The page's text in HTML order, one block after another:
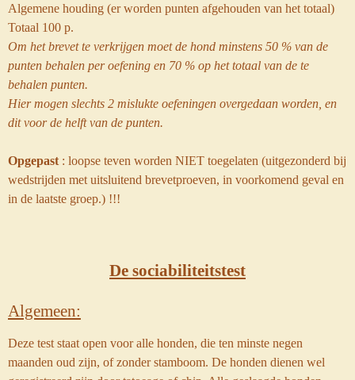
Algemene houding (er worden punten afgehouden van het totaal)
Totaal 100 p.
Om het brevet te verkrijgen moet de hond minstens 50 % van de
punten behalen per oefening en 70 % op het totaal van de te
behalen punten.
Hier mogen slechts 2 mislukte oefeningen overgedaan worden, en
dit voor de helft van de punten.
Opgepast : loopse teven worden NIET toegelaten (uitgezonderd bij
wedstrijden met uitsluitend brevetproeven, in voorkomend geval en
in de laatste groep.) !!!
De sociabiliteitstest
Algemeen:
Deze test staat open voor alle honden, die ten minste negen
maanden oud zijn, of zonder stamboom. De honden dienen wel